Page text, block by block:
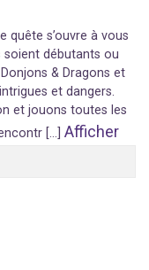
quête s’ouvre à vous
soient débutants ou
& Dragons et
et dangers.
et jouons toutes les
[…] Afficher